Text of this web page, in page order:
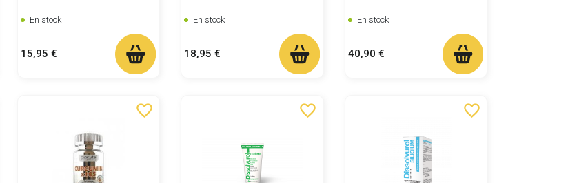
En stock
Prix
15,95 €
En stock
Prix
18,95 €
En stock
Prix
40,90 €
favorite_border favorite_border favorite_border